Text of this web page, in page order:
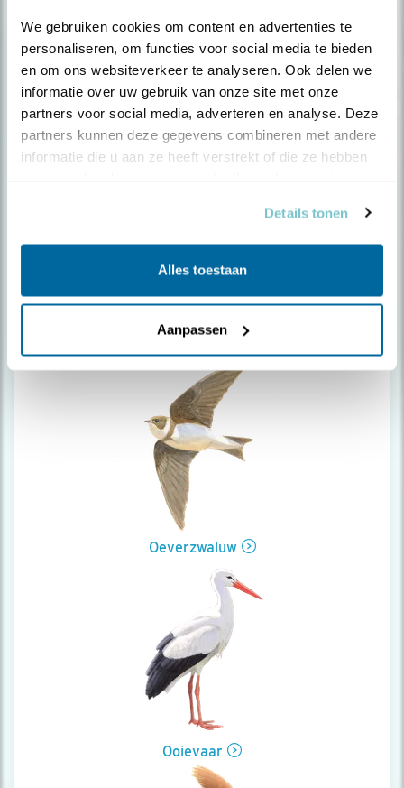
We gebruiken cookies om content en advertenties te
personaliseren, om functies voor social media te bieden
en om ons websiteverkeer te analyseren. Ook delen we
informatie over uw gebruik van onze site met onze
partners voor social media, adverteren en analyse. Deze
partners kunnen deze gegevens combineren met andere
informatie die u aan ze heeft verstrekt of die ze hebben
Details tonen
Alles toestaan
Aanpassen
Monniksparkiet
Nijlgans
Oeverzwaluw
Ooievaar